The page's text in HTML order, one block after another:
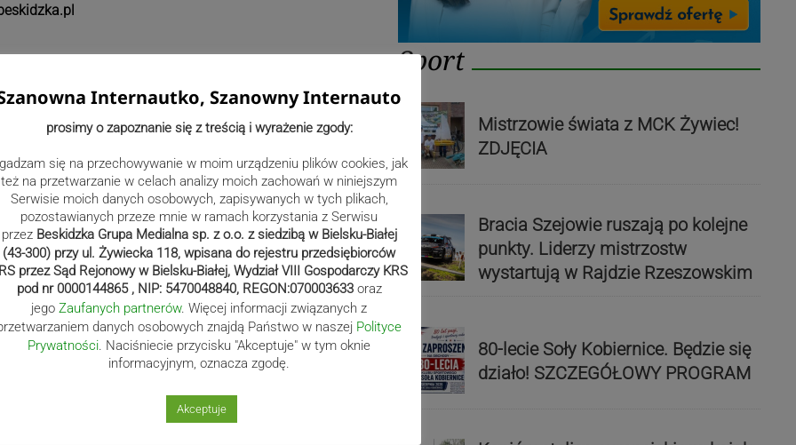
Następny post
Następny
post
Z ostatniej chwili: Pożar
budynku w Hałcnowie.
poddasza | ZDJĘCIA
Sport
Mistrzowie świata z MCK Żywiec!
ZDJĘCIA
Bracia Szejowie ruszają po kolejne
punkty. Liderzy mistrzostw
wystartują w Rajdzie Rzeszowskim
80-lecie Soły Kobiernice. Będzie się
działo! SZCZEGÓŁOWY PROGRAM
Internautko, Szanowny Internauto
prosimy o zapoznanie się z treścią i wyrażenie zgody:
się na przechowywanie w moim urządzeniu plików cookies, jak
też na przetwarzanie w celach analizy moich zachowań w niniejszym
Serwisie moich danych osobowych, zapisywanych w tych plikach,
pozostawianych przeze mnie w ramach korzystania z Serwisu
przez Beskidzka Grupa Medialna sp. z o.o. z siedzibą w Bielsku-Białej
(43-300) przy ul. Żywiecka 118, wpisana do rejestru przedsiębiorców
przez Sąd Rejonowy w Bielsku-Białej, Wydział VIII Gospodarczy KRS
pod nr 0000144865 , NIP: 5470048840, REGON:070003633 oraz
jego Zaufanych partnerów. Więcej informacji związanych z
danych osobowych znajdą Państwo w naszej Polityce
Prywatności . Naciśniecie przycisku "Akceptuje" w tym oknie
informacyjnym, oznacza zgodę.
Akceptuje